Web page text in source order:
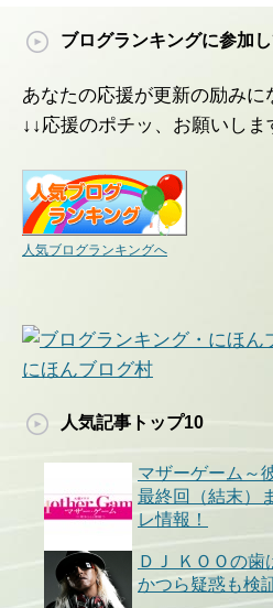
ブログランキングに参加
あなたの応援が更新の励みに
↓↓応援のポチッ、お願いしま
人気ブログランキングへ
にほんブログ村
人気記事トップ10
マザーゲーム～
最終回（結末）
レ情報！
ＤＪ ＫＯＯの
かつら疑惑も検